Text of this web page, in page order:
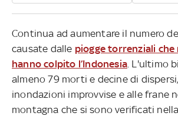
Continua ad aumentare il numero
causate dalle piogge torrenziali che
hanno colpito l’Indonesia . L'ultimo
almeno 79 morti e decine di
inondazioni improvvise e alle frane
montagna che si sono verificati